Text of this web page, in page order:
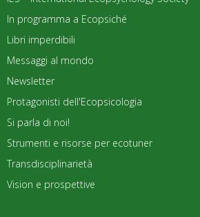
In programma a Ecopsiché
Libri imperdibili
Messaggi al mondo
Newsletter
Protagonisti dell'Ecopsicologia
Si parla di noi!
Strumenti e risorse per ecotuner
Transdisciplinarietà
Vision e prospettive